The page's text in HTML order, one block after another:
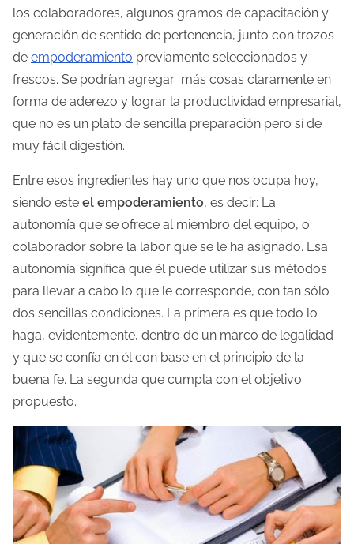
l
e
c
t
u
r
a
e
l
a
e
n
t
r
a
d
a
los colaboradores, algunos gramos de capacitación y
generación de sentido de pertenencia, junto con trozos
de empoderamiento previamente seleccionados y
frescos. Se podrían agregar más cosas claramente en
forma de aderezo y lograr la productividad empresarial,
que no es un plato de sencilla preparación pero sí de
muy fácil digestión.
Entre esos ingredientes hay uno que nos ocupa hoy,
siendo este el empoderamiento, es decir: La
autonomía que se ofrece al miembro del equipo, o
colaborador sobre la labor que se le ha asignado. Esa
autonomía significa que él puede utilizar sus métodos
para llevar a cabo lo que le corresponde, con tan sólo
dos sencillas condiciones. La primera es que todo lo
haga, evidentemente, dentro de un marco de legalidad
y que se confía en él con base en el principio de la
buena fe. La segunda que cumpla con el objetivo
propuesto.